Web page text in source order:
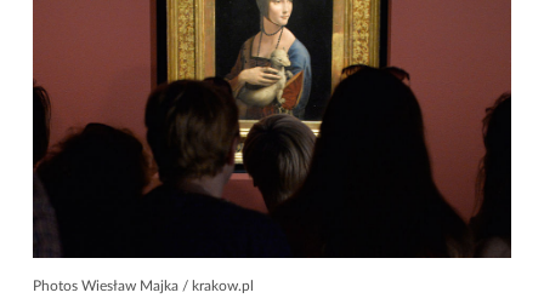
Photos Wiesław Majka / krakow.pl